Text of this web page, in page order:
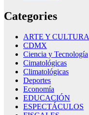
Categories
ARTE Y CULTURA
CDMX
Ciencia y Tecnología
Cimatológicas
Climatológicas
Deportes
Economía
EDUCACIÓN
ESPECTÁCULOS